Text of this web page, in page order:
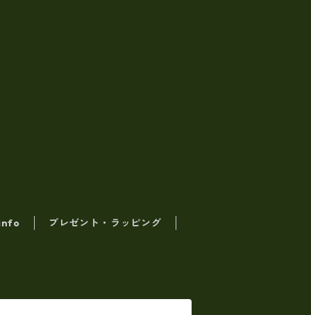
プレゼント・ラッピング